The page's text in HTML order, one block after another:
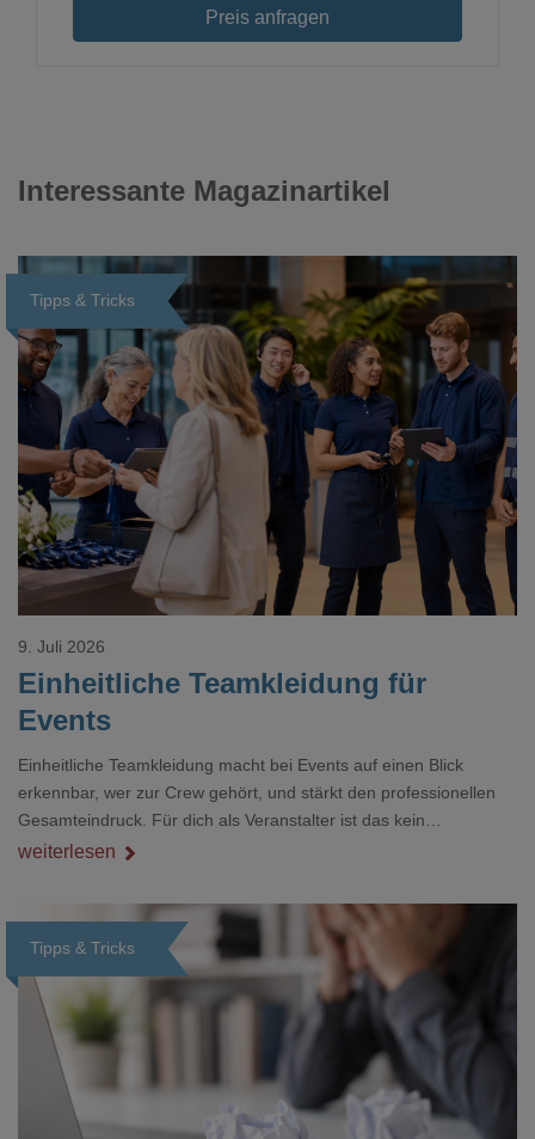
Preis anfragen
Interessante Magazinartikel
Tipps & Tricks
Loading...
Einheitliche Teamkleidung für
Events
9. Juli 2026
Einheitliche Teamkleidung macht bei Events auf einen Blick
erkennbar, wer zur Crew gehört, und stärkt den professionellen
Gesamteindruck. Für dich als Veranstalter ist das kein
Nebenthema: Bei Textilien mit Stickerei oder mehreren
weiterlesen
Tipps & Tricks
Loading...